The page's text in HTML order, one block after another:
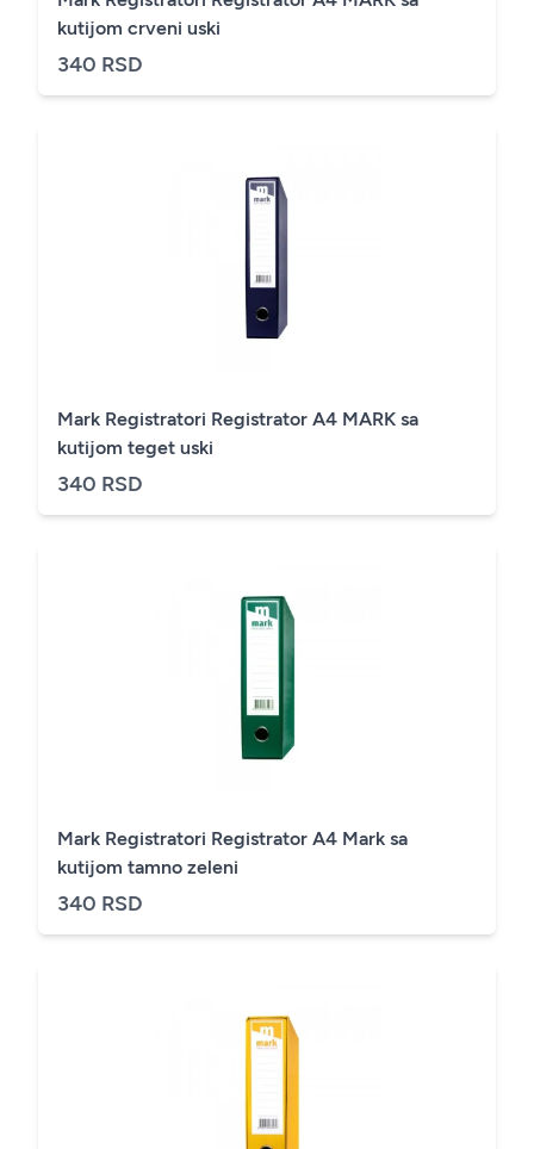
kutijom crveni uski
340 RSD
Mark Registratori Registrator A4 MARK sa
kutijom teget uski
340 RSD
Mark Registratori Registrator A4 Mark sa
kutijom tamno zeleni
340 RSD